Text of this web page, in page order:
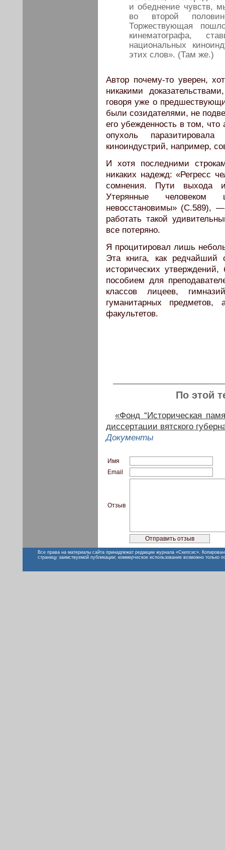
и обеднение чувств,
во второй
Торжествующая
кинематографа,
национальных
этих слов». (Там же.)
Автор почему-то уверен,
никакими
говоря уже о
были созидателями, не
его убежденность в том, что
опухоль
киноиндустрий, например,
И хотя последними
никаких надежд: «Регресс
сомнения. Пути выхода
Утерянные человеком
невосстановимы» (С.589),
работать такой
все потеряно.
Я процитировал лишь
Эта книга, как редчайший
исторических
пособием для
классов лицеев,
гуманитарных предметов,
факультетов.
По этой
«Фонд “Историческая
диссертации вятского
Документы
Имя
Email
Отзыв
Все права на материалы сайта принадлежат редакции журнала «Скепсис».
страницу заимствуемой публикации; коммерческое использование возможно только